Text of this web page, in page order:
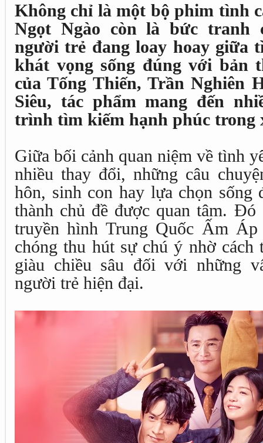
Không chỉ là một bộ phim tình
Ngọt Ngào còn là bức tranh
người trẻ đang loay hoay giữa
khát vọng sống đúng với bản
của Tống Thiến, Trần Nghiên
Siêu, tác phẩm mang đến
trình tìm kiếm hạnh phúc trong
Giữa bối cảnh quan niệm về tình
nhiều thay đổi, những câu
hôn, sinh con hay lựa chọn sống
thành chủ đề được quan tâm.
truyền hình Trung Quốc Ấm
chóng thu hút sự chú ý nhờ cách
giàu chiều sâu đối với những
người trẻ hiện đại.